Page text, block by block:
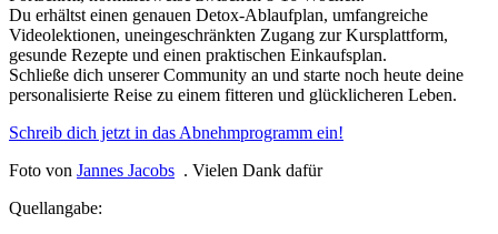
Du erhältst einen genauen Detox-Ablaufplan, umfangreiche
Videolektionen, uneingeschränkten Zugang zur Kursplattform,
gesunde Rezepte und einen praktischen Einkaufsplan.
Schließe dich unserer Community an und starte noch heute deine
personalisierte Reise zu einem fitteren und glücklicheren Leben.
Schreib dich jetzt in das Abnehmprogramm ein!
Foto von Jannes Jacobs . Vielen Dank dafür
Quellangabe: